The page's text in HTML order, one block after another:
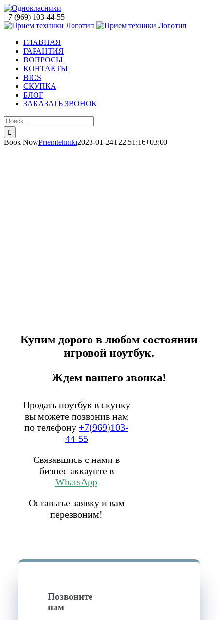
Skip
to
content
Vk
Facebook
Instagram
Однокласники
+7 (969) 103-44-55
ГЛАВНАЯ
ГАРАНТИЯ
ВОПРОСЫ
КОНТАКТЫ
BIOS
СКУПКА
БЛОГ
ЗАКАЗАТЬ ЗВОНОК
Результат
поиска:
Book NowPriemtehniki2023-01-24T22:51:16+03:00
Купим дорого в любом состоянии
игровой ноутбук.
Ждем вашего звонка!
Продать ноутбук в скупку
вы можете позвонив нам
по телефону +7(969)103-
44-55
Связавшись с нами в
бизнес аккаунте в
WhatsApp
Оставьтье заявку и вам
перезвоним!
Позвоните
нам